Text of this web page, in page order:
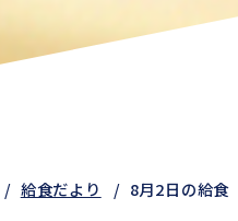
給食だより 8月2日の給食